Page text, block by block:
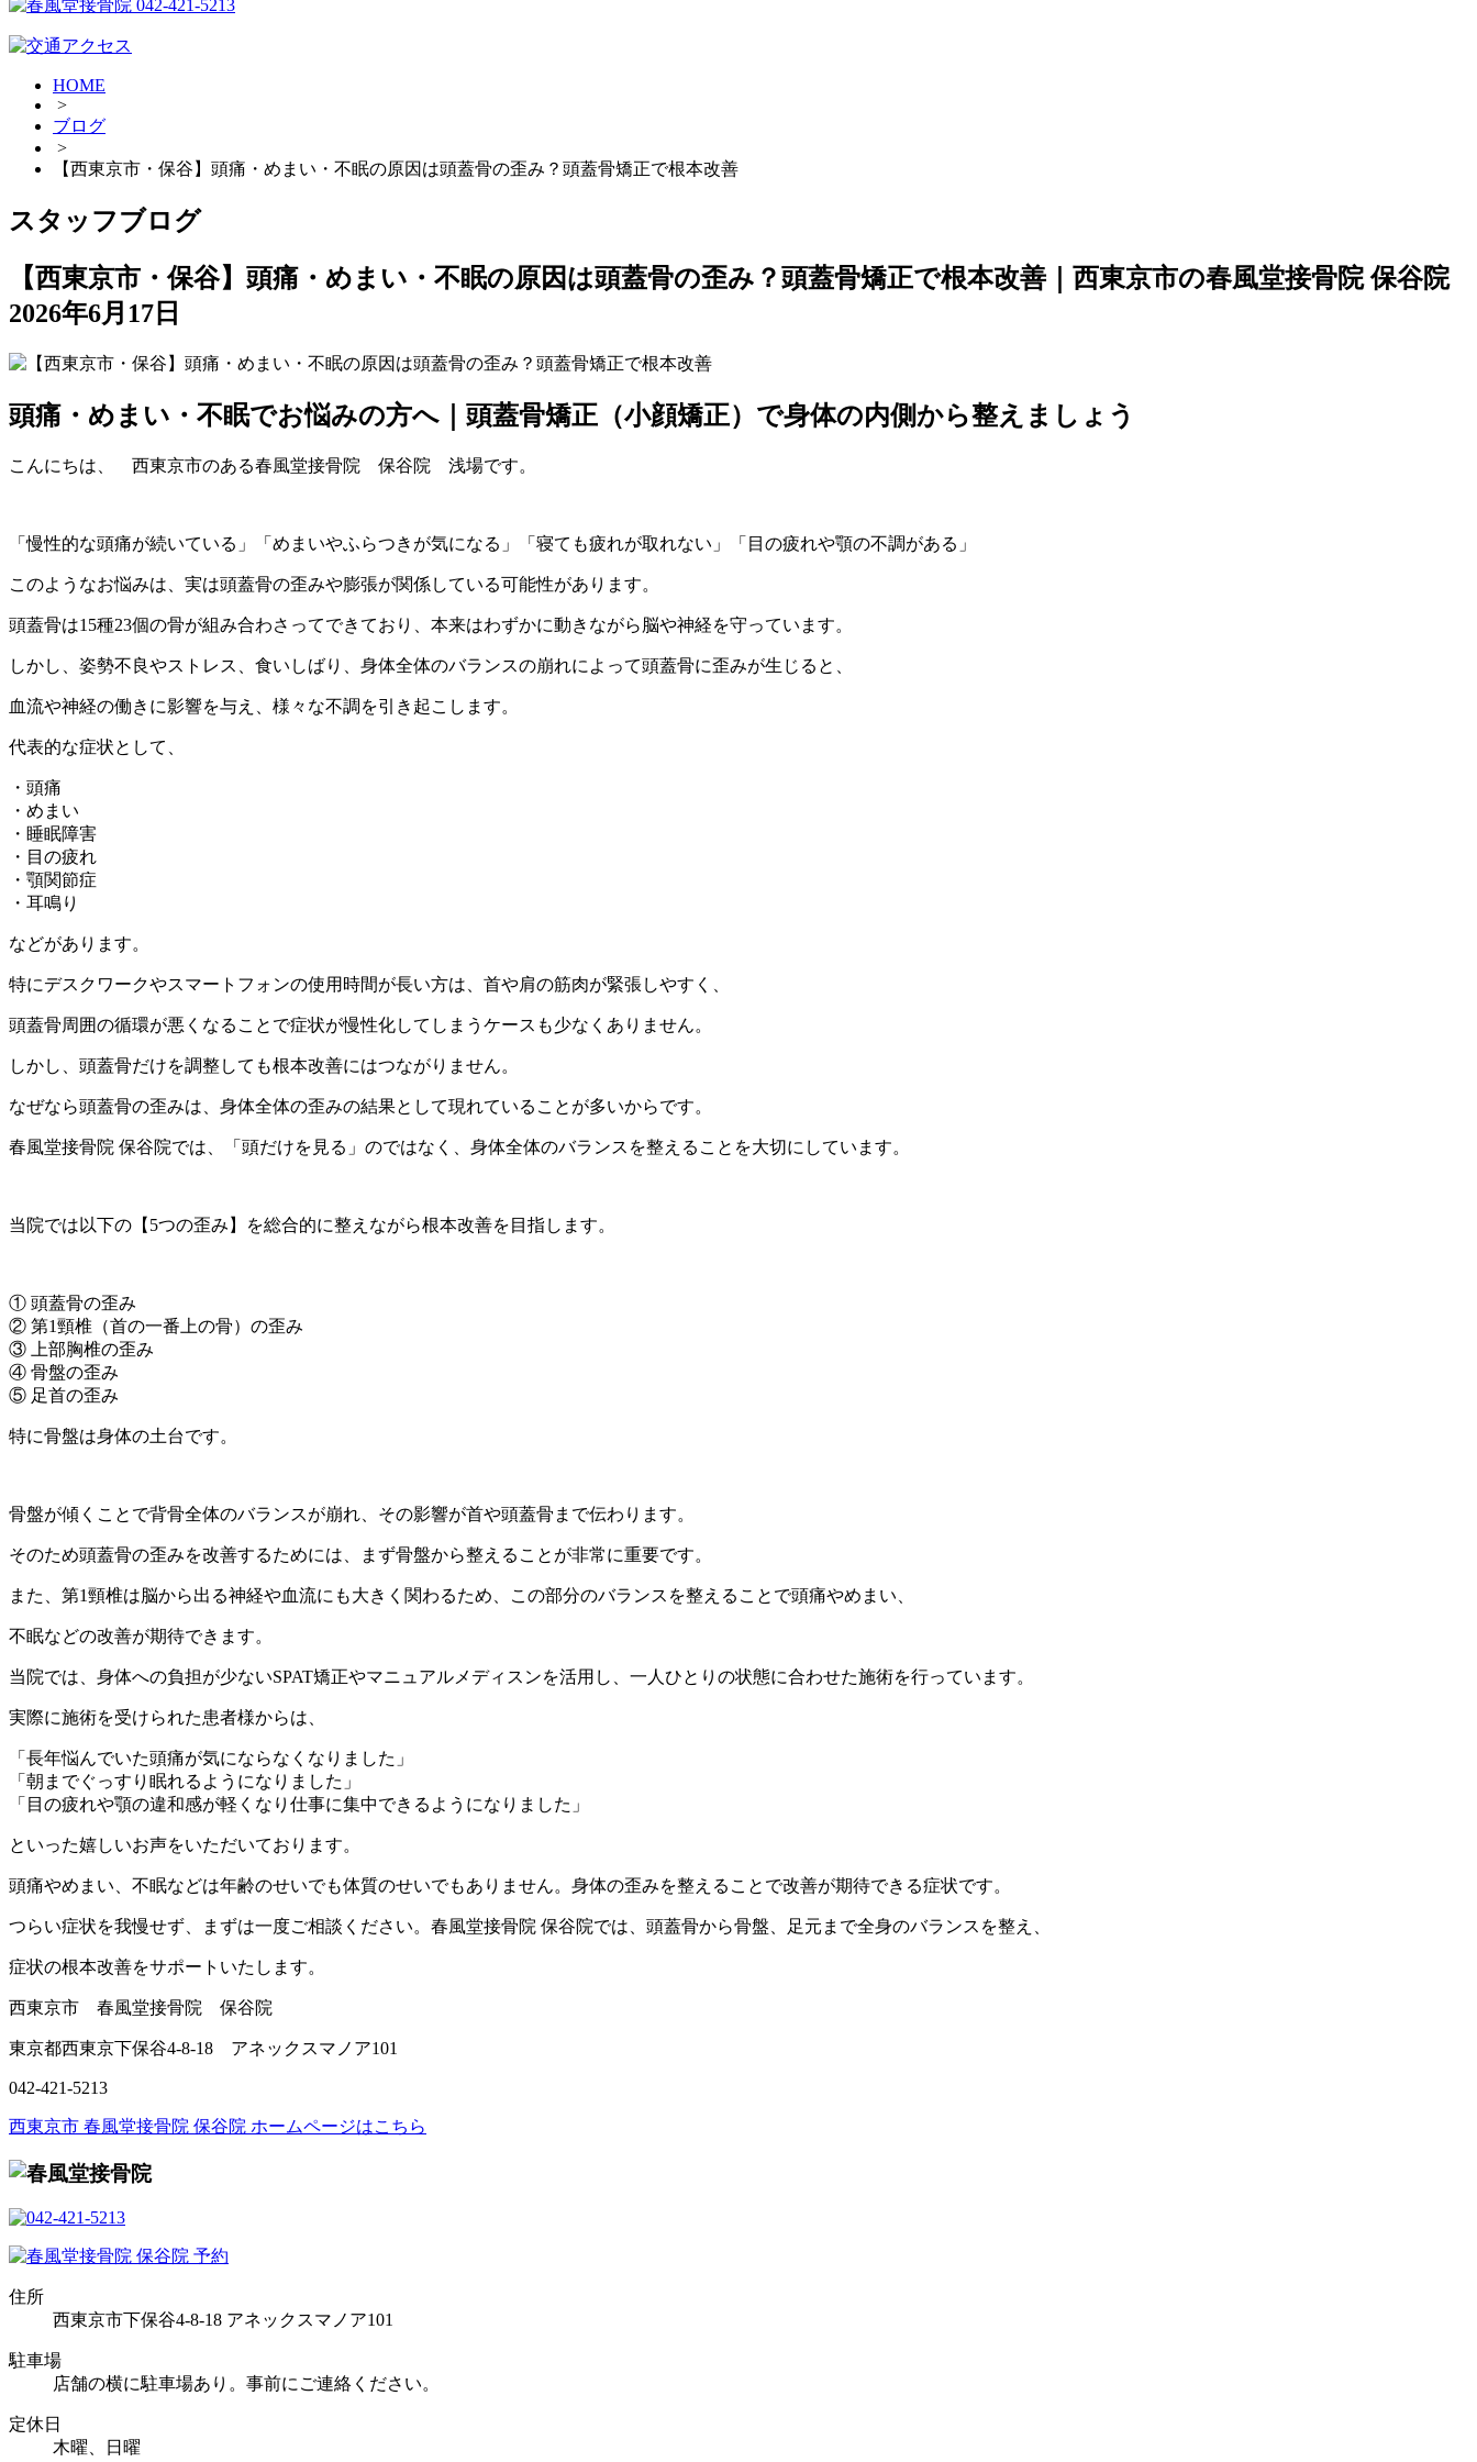
HOME
>
ブログ
>
【西東京市・保谷】頭痛・めまい・不眠の原因は頭蓋骨の歪み？頭蓋骨矯正で根本改善
スタッフブログ
【西東京市・保谷】頭痛・めまい・不眠の原因は頭蓋骨の歪み？頭蓋骨矯正で根本改善｜西東京市の春風堂接骨院 保谷院
2026年6月17日
頭痛・めまい・不眠でお悩みの方へ｜頭蓋骨矯正（小顔矯正）で身体の内側から整えましょう
こんにちは、 西東京市のある春風堂接骨院 保谷院 浅場です。
「慢性的な頭痛が続いている」「めまいやふらつきが気になる」「寝ても疲れが取れない」「目の疲れや顎の不調がある」
このようなお悩みは、実は頭蓋骨の歪みや膨張が関係している可能性があります。
頭蓋骨は15種23個の骨が組み合わさってできており、本来はわずかに動きながら脳や神経を守っています。
しかし、姿勢不良やストレス、食いしばり、身体全体のバランスの崩れによって頭蓋骨に歪みが生じると、
血流や神経の働きに影響を与え、様々な不調を引き起こします。
代表的な症状として、
・頭痛
・めまい
・睡眠障害
・目の疲れ
・顎関節症
・耳鳴り
などがあります。
特にデスクワークやスマートフォンの使用時間が長い方は、首や肩の筋肉が緊張しやすく、
頭蓋骨周囲の循環が悪くなることで症状が慢性化してしまうケースも少なくありません。
しかし、頭蓋骨だけを調整しても根本改善にはつながりません。
なぜなら頭蓋骨の歪みは、身体全体の歪みの結果として現れていることが多いからです。
春風堂接骨院 保谷院では、「頭だけを見る」のではなく、身体全体のバランスを整えることを大切にしています。
当院では以下の【5つの歪み】を総合的に整えながら根本改善を目指します。
① 頭蓋骨の歪み
② 第1頸椎（首の一番上の骨）の歪み
③ 上部胸椎の歪み
④ 骨盤の歪み
⑤ 足首の歪み
特に骨盤は身体の土台です。
骨盤が傾くことで背骨全体のバランスが崩れ、その影響が首や頭蓋骨まで伝わります。
そのため頭蓋骨の歪みを改善するためには、まず骨盤から整えることが非常に重要です。
また、第1頸椎は脳から出る神経や血流にも大きく関わるため、この部分のバランスを整えることで頭痛やめまい、
不眠などの改善が期待できます。
当院では、身体への負担が少ないSPAT矯正やマニュアルメディスンを活用し、一人ひとりの状態に合わせた施術を行っています。
実際に施術を受けられた患者様からは、
「長年悩んでいた頭痛が気にならなくなりました」
「朝までぐっすり眠れるようになりました」
「目の疲れや顎の違和感が軽くなり仕事に集中できるようになりました」
といった嬉しいお声をいただいております。
頭痛やめまい、不眠などは年齢のせいでも体質のせいでもありません。身体の歪みを整えることで改善が期待できる症状です。
つらい症状を我慢せず、まずは一度ご相談ください。春風堂接骨院 保谷院では、頭蓋骨から骨盤、足元まで全身のバランスを整え、
症状の根本改善をサポートいたします。
西東京市 春風堂接骨院 保谷院
東京都西東京下保谷4-8-18 アネックスマノア101
042-421-5213
西東京市 春風堂接骨院 保谷院 ホームページはこちら
住所
西東京市下保谷4-8-18 アネックスマノア101
駐車場
店舗の横に駐車場あり。事前にご連絡ください。
定休日
木曜、日曜